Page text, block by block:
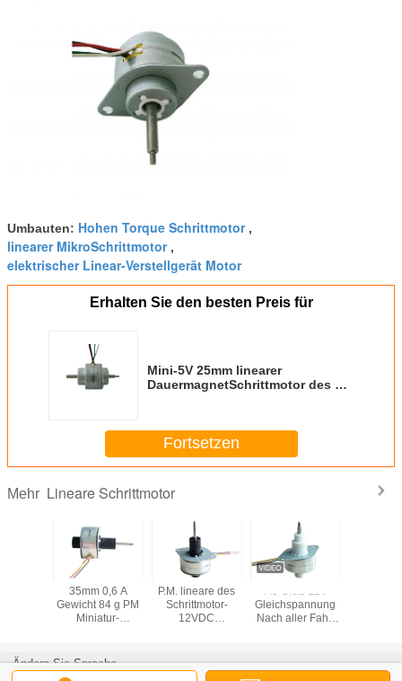
Umbauten: Hohen Torque Schrittmotor,
linearer MikroSchrittmotor,
elektrischer Linear-Verstellgerät Motor
Erhalten Sie den besten Preis für
Mini-5V 25mm linearer
DauermagnetSchrittmotor des 15-
Fortsetzen
Mehr Lineare Schrittmotor
35mm 0,6 A
Gewicht 84 g PM
Miniatur-
Aktivierung,
RoHS-zertifiziert
P.M. lineare des
Schrittmotor-
12VDC
Gleichspannung
Nach aller Fahrt
Linearmotor
Ändern Sie Sprache